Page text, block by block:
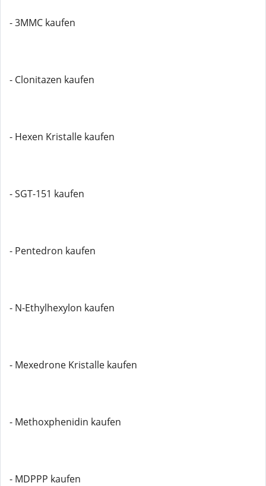
- 3MMC kaufen
- Clonitazen kaufen
- Hexen Kristalle kaufen
- SGT-151 kaufen
- Pentedron kaufen
- N-Ethylhexylon kaufen
- Mexedrone Kristalle kaufen
- Methoxphenidin kaufen
- MDPPP kaufen